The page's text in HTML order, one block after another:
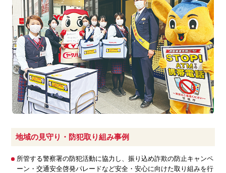
地域の見守り・防犯取り組み事例
所管する警察署の防犯活動に協力し、振り込め詐欺の防止キャンペ
ーン・交通安全啓発パレードなど安全・安心に向けた取り組みを行